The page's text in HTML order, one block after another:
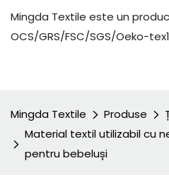
Mingda Textile este un
OCS/GRS/FSC/SGS/Oeko-
Mingda Textile Produse
Material textil utilizabil cu
pentru bebeluși